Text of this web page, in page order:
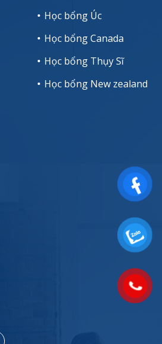
Học bổng Úc
Học bổng Canada
Học bổng Thụy Sĩ
Học bổng New zealand